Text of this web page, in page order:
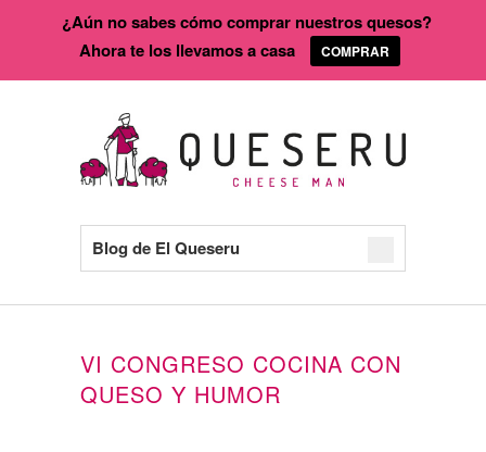
Blog de El Queseru
VI CONGRESO COCINA CON
QUESO Y HUMOR
¿Aún no sabes cómo comprar nuestros quesos?
Ahora te los llevamos a casa
COMPRAR